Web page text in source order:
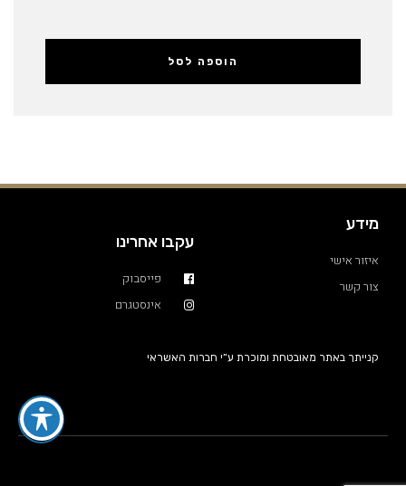
הוספה לסל
מידע
איזור אישי
צור קשר
עקבו אחרינו
פייסבוק
אינסטגרם
קנייתך באתר מאובטחת ומוכרת ע”י חברות האשראי